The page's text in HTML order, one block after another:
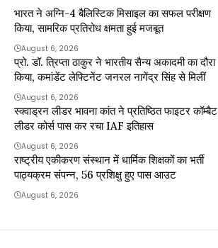
भारत ने अग्नि-4 बैलिस्टिक मिसाइल का सफल परीक्षण
किया, सामरिक प्रतिरोध क्षमता हुई मजबूत
August 6, 2026
प्रो. डॉ. त्रिप्ता ठाकुर ने भारतीय सैन्य अकादमी का दौरा
किया, कमांडेंट लेफ्टिनेंट जनरल नागेंद्र सिंह से मिलीं
August 6, 2026
स्क्वाड्रन लीडर भावना कांत ने प्रतिष्ठित फाइटर कॉम्बैट
लीडर कोर्स पास कर रचा IAF इतिहास
August 6, 2026
राष्ट्रीय एकीकरण संस्थान में धार्मिक शिक्षकों का भर्ती
पाठ्यक्रम संपन्न, 56 प्रशिक्षु हुए पास आउट
August 6, 2026